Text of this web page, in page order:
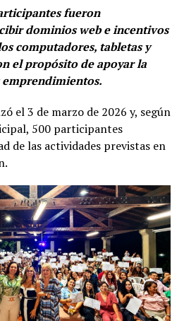
fueron
dominios web e incentivos
computadores, tabletas y
el propósito de apoyar la
el 3 de marzo de 2026 y, según
500 participantes
de las actividades previstas en